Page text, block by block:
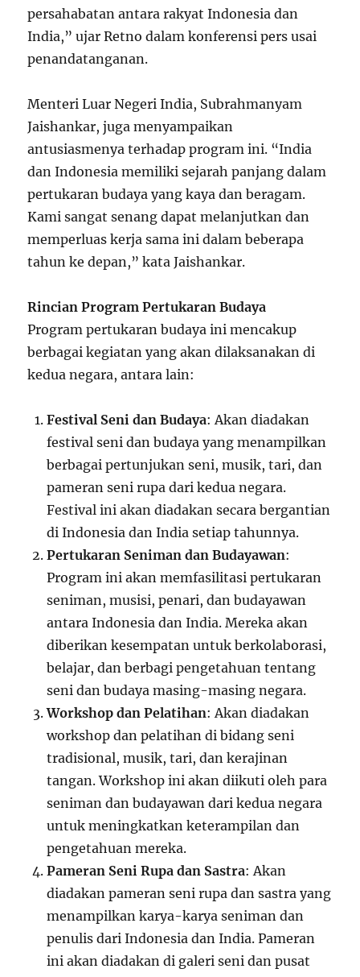
persahabatan antara rakyat Indonesia dan
India,” ujar Retno dalam konferensi pers usai
penandatanganan.
Menteri Luar Negeri India, Subrahmanyam
Jaishankar, juga menyampaikan
antusiasmenya terhadap program ini. “India
dan Indonesia memiliki sejarah panjang dalam
pertukaran budaya yang kaya dan beragam.
Kami sangat senang dapat melanjutkan dan
memperluas kerja sama ini dalam beberapa
tahun ke depan,” kata Jaishankar.
Rincian Program Pertukaran Budaya
Program pertukaran budaya ini mencakup
berbagai kegiatan yang akan dilaksanakan di
kedua negara, antara lain:
Festival Seni dan Budaya: Akan diadakan
festival seni dan budaya yang menampilkan
berbagai pertunjukan seni, musik, tari, dan
pameran seni rupa dari kedua negara.
Festival ini akan diadakan secara bergantian
di Indonesia dan India setiap tahunnya.
Pertukaran Seniman dan Budayawan:
Program ini akan memfasilitasi pertukaran
seniman, musisi, penari, dan budayawan
antara Indonesia dan India. Mereka akan
diberikan kesempatan untuk berkolaborasi,
belajar, dan berbagi pengetahuan tentang
seni dan budaya masing-masing negara.
Workshop dan Pelatihan: Akan diadakan
workshop dan pelatihan di bidang seni
tradisional, musik, tari, dan kerajinan
tangan. Workshop ini akan diikuti oleh para
seniman dan budayawan dari kedua negara
untuk meningkatkan keterampilan dan
pengetahuan mereka.
Pameran Seni Rupa dan Sastra: Akan
diadakan pameran seni rupa dan sastra yang
menampilkan karya-karya seniman dan
penulis dari Indonesia dan India. Pameran
ini akan diadakan di galeri seni dan pusat